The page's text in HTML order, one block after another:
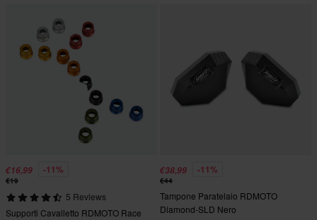
€16,99 -11%
€19
5 Reviews
Supporti Cavalletto RDMOTO Race
€38,99 -11%
€44
Tampone Paratelaio RDMOTO
Diamond-SLD Nero